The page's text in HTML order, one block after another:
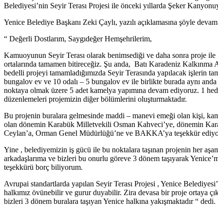
Belediyesi’nin Seyir Terası Projesi ile önceki yıllarda Şeker
Yenice Belediye Başkanı Zeki Çaylı, yazılı açıklamasına şöyle
“ Değerli Dostlarım, Saygıdeğer Hemşehrilerim,
Kamuoyunun Seyir Terası olarak benimsediği ve daha sonra proje
ortalarında tamamen bitireceğiz. Şu anda, Batı Karadeniz
bedelli projeyi tamamladığımızda Seyir Terasında yapılacak işlerin
bungalov ev ve 10 odalı – 5 bungalov ev ile birlikte burada aynı
noktaya olmak üzere 5 adet kamelya yapımına devam ediyoruz. 1
düzenlemeleri projemizin diğer bölümlerini oluşturmaktadır.
Bu projenin buralara gelmesinde maddi – manevi emeği olan kişi,
olan dönemin Karabük Milletvekili Osman Kahveci’ye, dönemin
Ceylan’a, Orman Genel Müdürlüğü’ne ve BAKKA’ya teşekkür
Yine , belediyemizin iş gücü ile bu noktalara taşınan projenin her
arkadaşlarıma ve bizleri bu onurlu göreve 3 dönem taşıyarak
teşekkürü borç biliyorum.
Avrupai standartlarda yapılan Seyir Terası Projesi , Yenice
halkımız övünebilir ve gurur duyabilir. Zira devasa bir proje ortaya
bizleri 3 dönem buralara taşıyan Yenice halkına yakışmaktadır “ dedi.